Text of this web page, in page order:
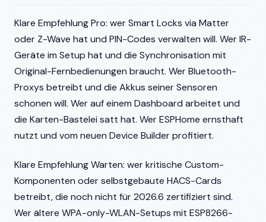
Klare Empfehlung Pro: wer Smart Locks via Matter
oder Z-Wave hat und PIN-Codes verwalten will. Wer IR-
Geräte im Setup hat und die Synchronisation mit
Original-Fernbedienungen braucht. Wer Bluetooth-
Proxys betreibt und die Akkus seiner Sensoren
schonen will. Wer auf einem Dashboard arbeitet und
die Karten-Bastelei satt hat. Wer ESPHome ernsthaft
nutzt und vom neuen Device Builder profitiert.
Klare Empfehlung Warten: wer kritische Custom-
Komponenten oder selbstgebaute HACS-Cards
betreibt, die noch nicht für 2026.6 zertifiziert sind.
Wer ältere WPA-only-WLAN-Setups mit ESP8266-